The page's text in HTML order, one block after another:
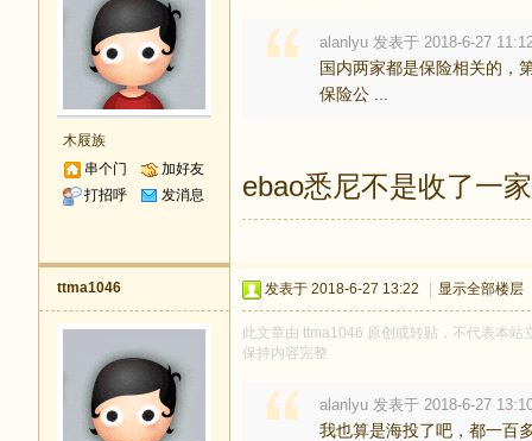
木屐族
串个门
加好友
打招呼
发消息
alanlyu 发表于 2018-6-27
国内两家都是保险相关的，
保险公 ...
ebao悉尼不是收了一
ttma1046 发表于 2018-6-27 13:22 显示全部楼层
此文章由 ttma1046 原创或转贴，不代表本
保持内容完整
alanlyu 发表于 2018-6-27
我也算是海投了吧，都一百